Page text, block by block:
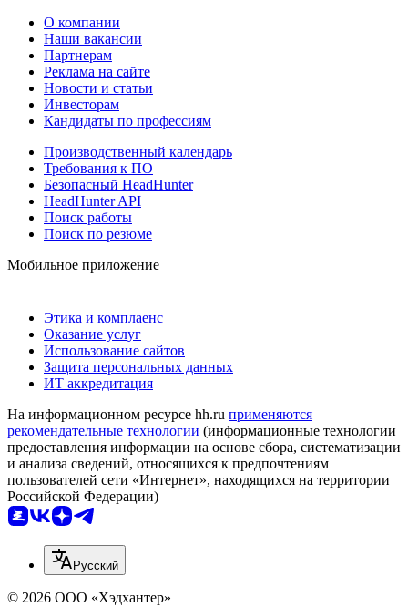
О компании
Наши вакансии
Партнерам
Реклама на сайте
Новости и статьи
Инвесторам
Кандидаты по профессиям
Производственный календарь
Требования к ПО
Безопасный HeadHunter
HeadHunter API
Поиск работы
Поиск по резюме
Мобильное приложение
Этика и комплаенс
Оказание услуг
Использование сайтов
Защита персональных данных
ИТ аккредитация
На информационном ресурсе hh.ru применяются
рекомендательные технологии (информационные технологии
предоставления информации на основе сбора, систематизации
и анализа сведений, относящихся к предпочтениям
пользователей сети «Интернет», находящихся на территории
Российской Федерации)
Русский
© 2026 ООО «Хэдхантер»